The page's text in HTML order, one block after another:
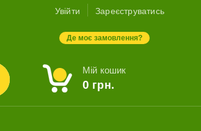
Увійти Зареєструватись
Де моє замовлення?
Мій кошик
0 грн.